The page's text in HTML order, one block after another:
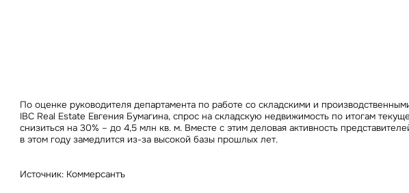
По оценке руководителя департамента по работе со складскими и
IBC Real Estate Евгения Бумагина, спрос на складскую недвижимость по итогам
снизиться на 30% – до 4,5 млн кв. м. Вместе с этим деловая активность
в этом году замедлится из-за высокой базы прошлых лет.
Источник: Коммерсантъ
данных